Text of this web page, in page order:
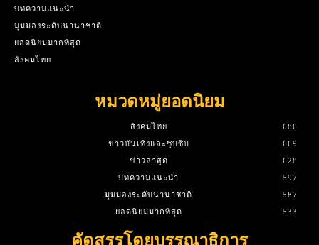
บทความแนะนำ
มุมมองระดับนานาชาติ
ยอดนิยมมากที่สุด
สังคมไทย
หมวดหมู่ยอดนิยม
สังคมไทย
686
ข่าวบันเทิงและซุบซิบ
669
ข่าวล่าสุด
628
บทความแนะนำ
597
มุมมองระดับนานาชาติ
587
ยอดนิยมมากที่สุด
533
คัดสรรโดยบรรณาธิการ